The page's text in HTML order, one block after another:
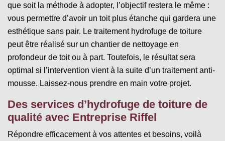
que soit la méthode à adopter, l’objectif restera le même :
vous permettre d’avoir un toit plus étanche qui gardera une
esthétique sans pair. Le traitement hydrofuge de toiture
peut être réalisé sur un chantier de nettoyage en
profondeur de toit ou à part. Toutefois, le résultat sera
optimal si l’intervention vient à la suite d’un traitement anti-
mousse. Laissez-nous prendre en main votre projet.
Des services d’hydrofuge de toiture de
qualité avec Entreprise Riffel
Répondre efficacement à vos attentes et besoins, voilà